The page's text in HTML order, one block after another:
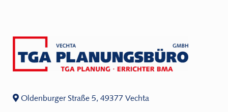
Oldenburger Straße 5, 49377 Vechta